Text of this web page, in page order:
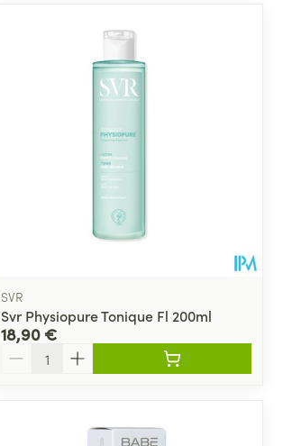
SVR
Svr Physiopure Tonique Fl 200ml
18,90 €
Quantité